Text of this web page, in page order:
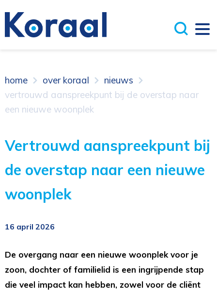
home over koraal
nieuws
vertrouwd aanspreekpunt bij de overstap naar
een nieuwe woonplek
Vertrouwd aanspreekpunt bij
de overstap naar een nieuwe
woonplek
16 april 2026
De overgang naar een nieuwe woonplek voor je
zoon, dochter of familielid is een ingrijpende stap
die veel impact kan hebben, zowel voor de cliënt